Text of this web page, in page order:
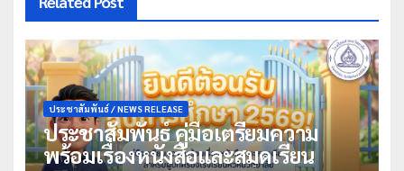
ประชาสัมพันธ์ / NEWS RELEASE
ประชาสัมพันธ์ คู่มือเตรียมความ
พร้อมเรื่องหนังสือและสมุดเรียน